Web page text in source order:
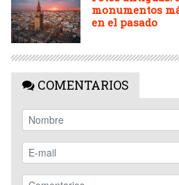
monumentos
en el pasado
COMENTARIOS